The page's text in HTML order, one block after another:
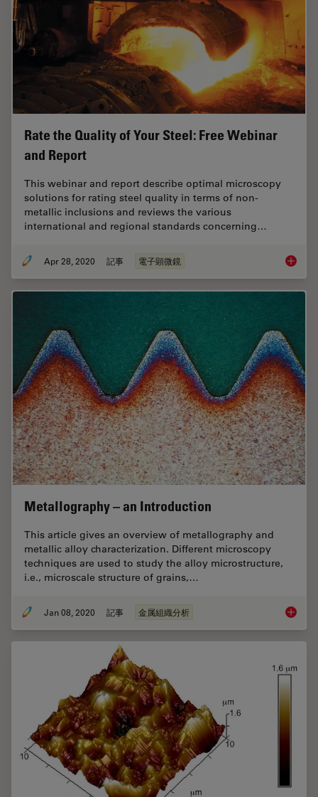
Rate the Quality of Your Steel: Free Webinar
and Report
This webinar and report describe optimal microscopy
solutions for rating steel quality in terms of non-
metallic inclusions and reviews the various
international and regional standards concerning…
Apr 28, 2020 記事 電子顕微鏡 Rate
Metallography – an Introduction
This article gives an overview of metallography and
metallic alloy characterization. Different microscopy
techniques are used to study the alloy microstructure,
i.e., microscale structure of grains,…
Jan 08, 2020 記事 金属組織分析